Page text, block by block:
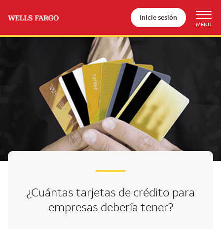
Inicie sesión
¿Cuántas tarjetas de crédito para
empresas debería tener?